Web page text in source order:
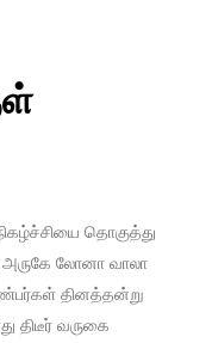
தொகுத்து
அருகே லோனா வாலா
தினத்தன்று
திடீர் வருகை